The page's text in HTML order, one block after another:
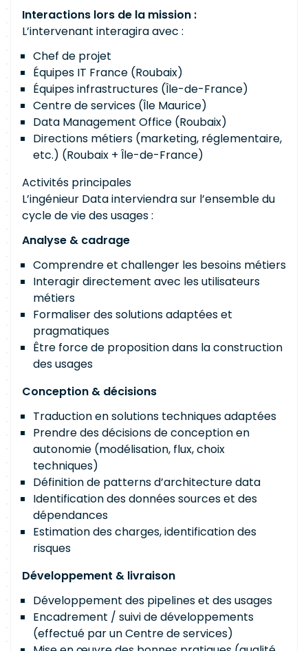
Interactions lors de la mission :
L’intervenant interagira avec :
Chef de projet
Équipes IT France (Roubaix)
Équipes infrastructures (Île-de-France)
Centre de services (Île Maurice)
Data Management Office (Roubaix)
Directions métiers (marketing, réglementaire,
etc.) (Roubaix + Île-de-France)
Activités principales
L’ingénieur Data interviendra sur l’ensemble du
cycle de vie des usages :
Analyse & cadrage
Comprendre et challenger les besoins métiers
Interagir directement avec les utilisateurs
métiers
Formaliser des solutions adaptées et
pragmatiques
Être force de proposition dans la construction
des usages
Conception & décisions
Traduction en solutions techniques adaptées
Prendre des décisions de conception en
autonomie (modélisation, flux, choix
techniques)
Définition de patterns d’architecture data
Identification des données sources et des
dépendances
Estimation des charges, identification des
risques
Développement & livraison
Développement des pipelines et des usages
Encadrement / suivi de développements
(effectué par un Centre de services)